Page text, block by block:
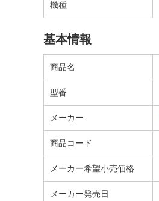
機種
基本情報
商品名
型番
メーカー
商品コード
メーカー希望小売価格
メーカー発売日